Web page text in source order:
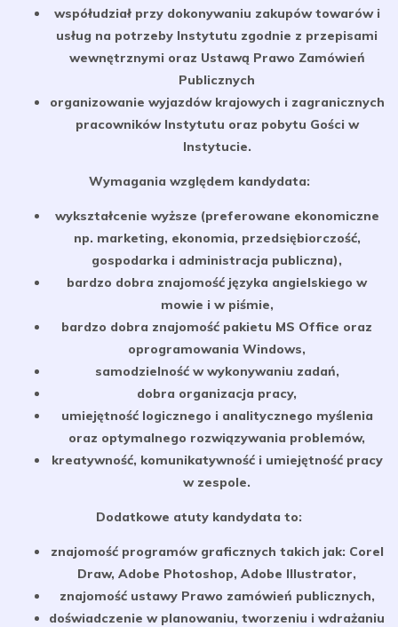
współudział przy dokonywaniu zakupów towarów i
usług na potrzeby Instytutu zgodnie z przepisami
wewnętrznymi oraz Ustawą Prawo Zamówień
Publicznych
organizowanie wyjazdów krajowych i zagranicznych
pracowników Instytutu oraz pobytu Gości w
Instytucie.
Wymagania względem kandydata:
wykształcenie wyższe (preferowane ekonomiczne
np. marketing, ekonomia, przedsiębiorczość,
gospodarka i administracja publiczna),
bardzo dobra znajomość języka angielskiego w
mowie i w piśmie,
bardzo dobra znajomość pakietu MS Office oraz
oprogramowania Windows,
samodzielność w wykonywaniu zadań,
dobra organizacja pracy,
umiejętność logicznego i analitycznego myślenia
oraz optymalnego rozwiązywania problemów,
kreatywność, komunikatywność i umiejętność pracy
w zespole.
Dodatkowe atuty kandydata to:
znajomość programów graficznych takich jak: Corel
Draw, Adobe Photoshop, Adobe Illustrator,
znajomość ustawy Prawo zamówień publicznych,
doświadczenie w planowaniu, tworzeniu i wdrażaniu